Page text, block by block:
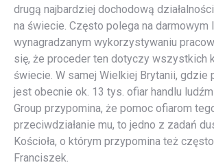
drugą najbardziej dochodową
na świecie. Często polega na darmowym
wynagradzanym wykorzystywaniu
się, że proceder ten dotyczy wszystkich
świecie. W samej Wielkiej Brytanii, gdzie
jest obecnie ok. 13 tys. ofiar handlu
Group przypomina, że pomoc ofiarom
przeciwdziałanie mu, to jedno z zadań
Kościoła, o którym przypomina też
Franciszek.